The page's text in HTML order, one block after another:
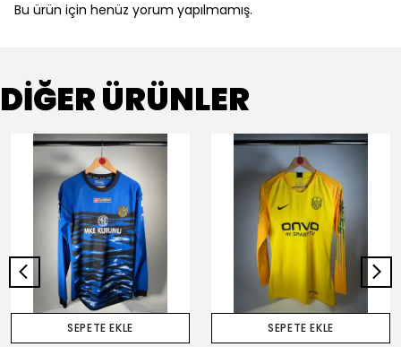
Bu ürün için henüz yorum yapılmamış.
DİĞER ÜRÜNLER
SEPETE EKLE SEPETE EKLE